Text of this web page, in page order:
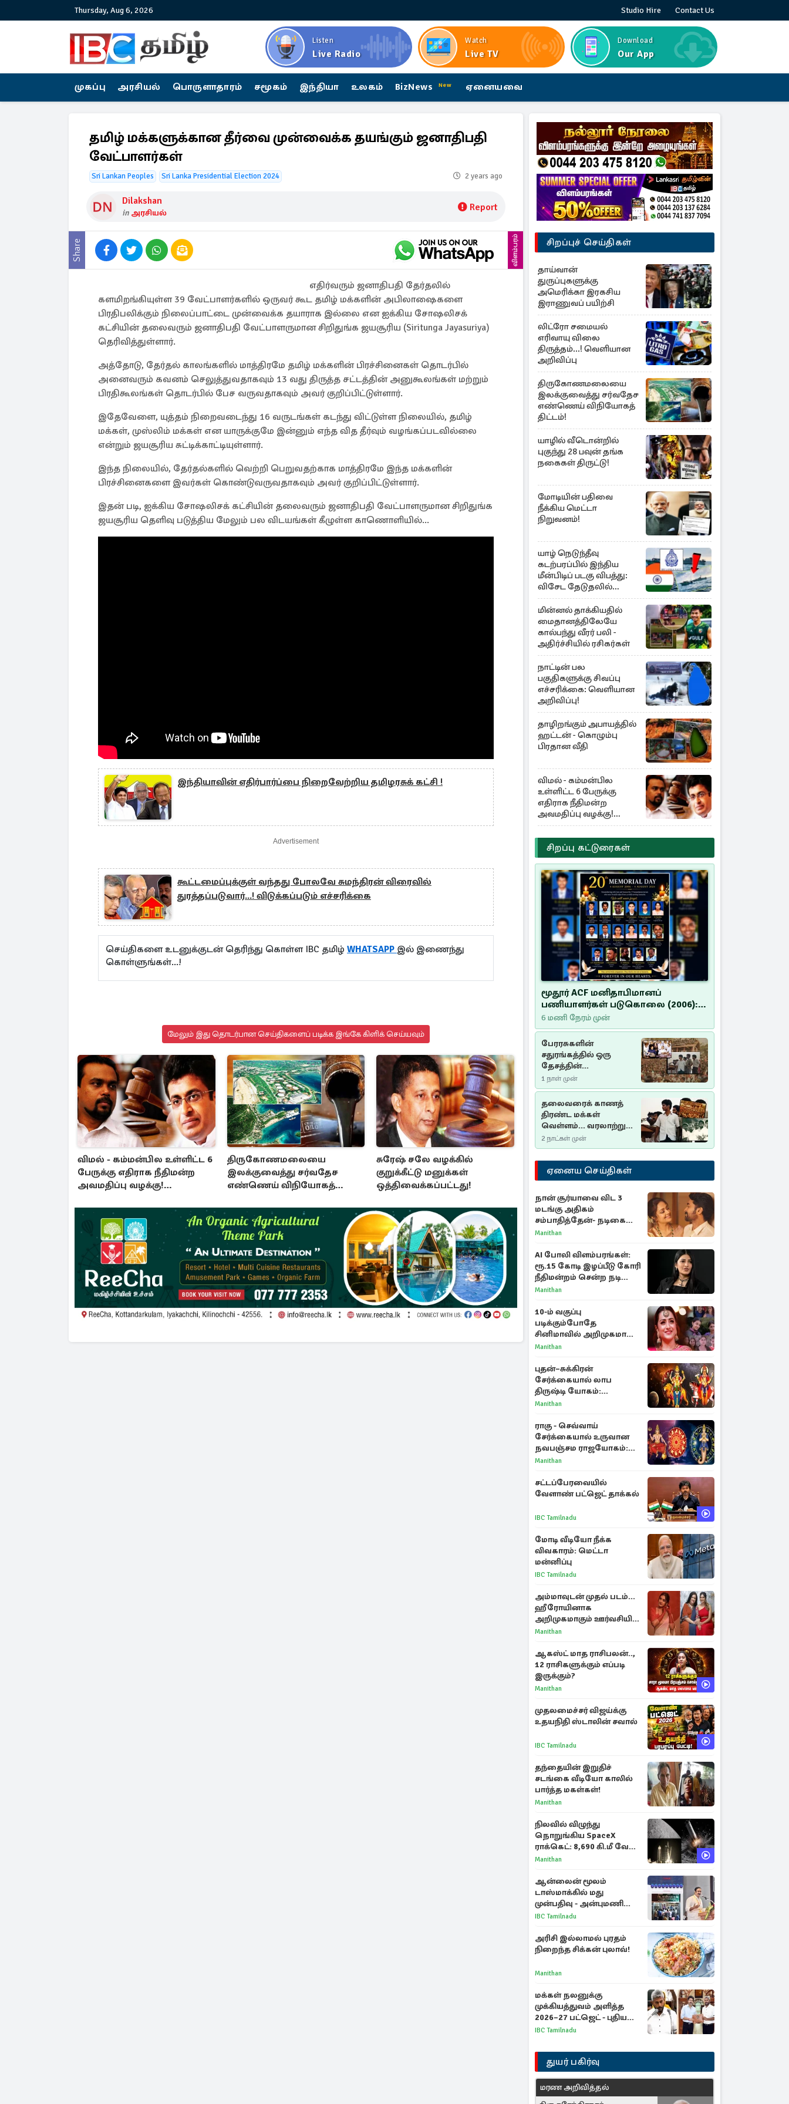
Thursday, Aug 6, 2026 Studio Hire Contact Us
Listen
Live Radio
Watch
Live TV
Download
Our App
முகப்பு அரசியல் பொருளாதாரம் சமூகம் இந்தியா உலகம் BizNews New ஏனையவை
தமிழ் மக்களுக்கான தீர்வை முன்வைக்க தயங்கும் ஜனாதிபதி
வேட்பாளர்கள்
Sri Lankan Peoples Sri Lanka Presidential Election 2024 2 years ago
Dilakshan
in அரசியல் Report
Share விளம்பரம்
எதிர்வரும் ஜனாதிபதி தேர்தலில்
களமிறங்கியுள்ள 39 வேட்பாளர்களில் ஒருவர் கூட தமிழ் மக்களின் அபிலாஷைகளை
பிரதிபலிக்கும் நிலைப்பாட்டை முன்வைக்க தயாராக இல்லை என ஐக்கிய சோஷலிசக்
கட்சியின் தலைவரும் ஜனாதிபதி வேட்பாளருமான சிறிதுங்க ஜயசூரிய (Siritunga Jayasuriya)
தெரிவித்துள்ளார்.
அத்தோடு, தேர்தல் காலங்களில் மாத்திரமே தமிழ் மக்களின் பிரச்சினைகள் தொடர்பில்
அனைவரும் கவனம் செலுத்துவதாகவும் 13 வது திருத்த சட்டத்தின் அனுகூலங்கள் மற்றும்
பிரதிகூலங்கள் தொடர்பில் பேச வருவதாகவும் அவர் குறிப்பிட்டுள்ளார்.
இதேவேளை, யுத்தம் நிறைவடைந்து 16 வருடங்கள் கடந்து விட்டுள்ள நிலையில், தமிழ்
மக்கள், முஸ்லிம் மக்கள் என யாருக்குமே இன்னும் எந்த வித தீர்வும் வழங்கப்படவில்லை
என்றும் ஜயசூரிய சுட்டிக்காட்டியுள்ளார்.
இந்த நிலையில், தேர்தல்களில் வெற்றி பெறுவதற்காக மாத்திரமே இந்த மக்களின்
பிரச்சினைகளை இவர்கள் கொண்டுவருவதாகவும் அவர் குறிப்பிட்டுள்ளார்.
இதன் படி, ஐக்கிய சோஷலிசக் கட்சியின் தலைவரும் ஜனாதிபதி வேட்பாளருமான சிறிதுங்க
ஜயசூரிய தெளிவு படுத்திய மேலும் பல விடயங்கள் கீழுள்ள காணொளியில்...
இந்தியாவின் எதிர்பார்ப்பை நிறைவேற்றிய தமிழரசுக் கட்சி !
Advertisement
கூட்டமைப்புக்குள் வந்தது போலவே சுமந்திரன் விரைவில்
துரத்தப்படுவார்...! விடுக்கப்படும் எச்சரிக்கை
செய்திகளை உடனுக்குடன் தெரிந்து கொள்ள IBC தமிழ் WHATSAPP இல் இணைந்து
கொள்ளுங்கள்...!
மேலும் இது தொடர்பான செய்திகளைப் படிக்க இங்கே கிளிக் செய்யவும்
விமல் - கம்மன்பில உள்ளிட்ட 6
பேருக்கு எதிராக நீதிமன்ற
அவமதிப்பு வழக்கு!
திருகோணமலையை
இலக்குவைத்து சர்வதேச
எண்ணெய் விநியோகத்
சுரேஷ் சலே வழக்கில்
குறுக்கீட்டு மனுக்கள்
ஒத்திவைக்கப்பட்டது!
சிறப்புச் செய்திகள்
தாய்வான்
துருப்புகளுக்கு
அமெரிக்கா இரகசிய
இராணுவப் பயிற்சி
லிட்ரோ சமையல்
எரிவாயு விலை
திருத்தம்...! வெளியான
அறிவிப்பு
திருகோணமலையை
இலக்குவைத்து சர்வதேச
எண்ணெய் விநியோகத்
திட்டம்!
யாழில் வீடொன்றில்
புகுந்து 28 பவுன் தங்க
நகைகள் திருட்டு!
மோடியின் பதிவை
நீக்கிய மெட்டா
நிறுவனம்!
யாழ் நெடுந்தீவு
கடற்பரப்பில் இந்திய
மீன்பிடிப் படகு விபத்து:
விசேட தேடுதலில்
இலங்கை கடற்படை
மின்னல் தாக்கியதில்
மைதானத்திலேயே
கால்பந்து வீரர் பலி -
அதிர்ச்சியில் ரசிகர்கள்
நாட்டின் பல
பகுதிகளுக்கு சிவப்பு
எச்சரிக்கை: வெளியான
அறிவிப்பு!
தாழிறங்கும் அபாயத்தில்
ஹட்டன் - கொழும்பு
பிரதான வீதி
விமல் - கம்மன்பில
உள்ளிட்ட 6 பேருக்கு
எதிராக நீதிமன்ற
அவமதிப்பு வழக்கு!
பிறப்பிக்கப்பட்ட உத்தரவு
சிறப்பு கட்டுரைகள்
மூதூர் ACF மனிதாபிமானப்
பணியாளர்கள் படுகொலை (2006):
20 ஆண்டுகளாகியும் நீதி
மறுக்கப்பட்ட மனிதாபிமானப்
பேரவலம்
6 மணி நேரம் முன்
பேரரசுகளின்
சதுரங்கத்தில் ஒரு
தேசத்தின்
தீர்க்கதரிசனம் :
சுதுமலை பிரகடனம்
ஒரு வரலாற்றுப் பாடம்
1 நாள் முன்
தலைவரைக் காணத்
திரண்ட மக்கள்
வெள்ளம்... வரலாற்றுச்
சிறப்புமிக்க சுதுமலைப்
பிரகடனம்…
2 நாட்கள் முன்
ஏனைய செய்திகள்
நான் சூர்யாவை விட 3
மடங்கு அதிகம்
சம்பாதித்தேன்- நடிகை
ஜோதிகா
Manithan
AI போலி விளம்பரங்கள்:
ரூ.15 கோடி இழப்பீடு கோரி
நீதிமன்றம் சென்ற நடிகை
ஸ்ருதி ஹாசன்!
Manithan
10-ம் வகுப்பு
படிக்கும்போதே
சினிமாவில் அறிமுகமான
த்ரிஷா! உண்மையை
காந்தி
Manithan
புதன்–சுக்கிரன்
சேர்க்கையால் லாப
திருஷ்டி யோகம்:
அதிர்ஷ்டம் பெறும் டாப் 3
Manithan
ராகு - செவ்வாய்
சேர்க்கையால் உருவான
நவபஞ்சம ராஜயோகம்:
அதிர்ஷ்டம் பெறும் 3
Manithan
சட்டப்பேரவையில்
வேளாண் பட்ஜெட் தாக்கல்
IBC Tamilnadu
மோடி வீடியோ நீக்க
விவகாரம்: மெட்டா
மன்னிப்பு
IBC Tamilnadu
அம்மாவுடன் முதல் படம்...
ஹீரோயினாக
அறிமுகமாகும் ஊர்வசியின்
மகள் தேஜலட்சுமி!
Manithan
ஆகஸ்ட் மாத ராசிபலன்..,
12 ராசிகளுக்கும் எப்படி
இருக்கும்?
Manithan
முதலமைச்சர் விஜய்க்கு
உதயநிதி ஸ்டாலின் சவால்
IBC Tamilnadu
தந்தையின் இறுதிச்
சடங்கை வீடியோ காலில்
பார்த்த மகள்கள்!
Manithan
நிலவில் விழுந்து
நொறுங்கிய SpaceX
ராக்கெட்: 8,690 கி.மீ வேக
மோதலால் உருவான புதிய
Manithan
ஆன்லைன் மூலம்
டாஸ்மாக்கில் மது
முன்பதிவு - அன்புமணி
ராமதாஸ் எதிர்ப்பு
IBC Tamilnadu
அரிசி இல்லாமல் புரதம்
நிறைந்த சிக்கன் புலாவ்!
Manithan
மக்கள் நலனுக்கு
முக்கியத்துவம் அளித்த
2026–27 பட்ஜெட் - புதிய
நலத்திட்டங்கள்
IBC Tamilnadu
துயர் பகிர்வு
மரண அறிவித்தல்